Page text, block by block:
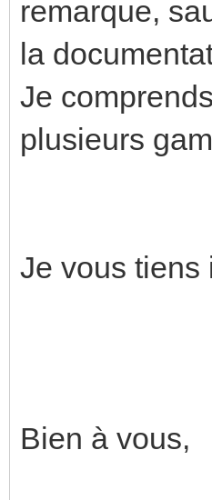
remarque,
la
Je
plusieurs
Je vous tiens
Bien à vous,